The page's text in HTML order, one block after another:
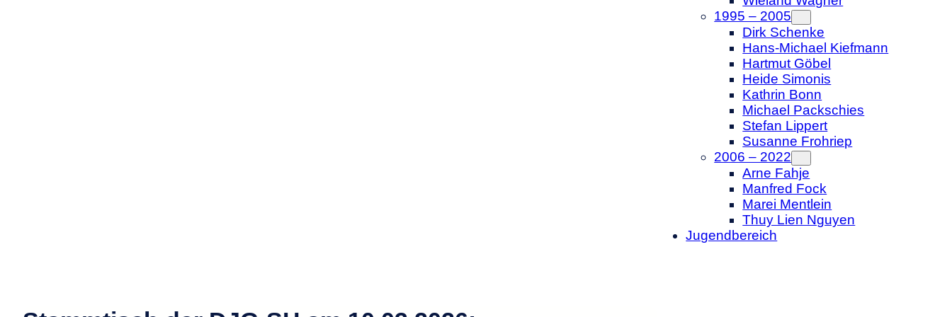
1995 – 2005
Dirk Schenke
Hans-Michael Kiefmann
Hartmut Göbel
Heide Simonis
Kathrin Bonn
Michael Packschies
Stefan Lippert
Susanne Frohriep
2006 – 2022
Arne Fahje
Manfred Fock
Marei Mentlein
Thuy Lien Nguyen
Jugendbereich